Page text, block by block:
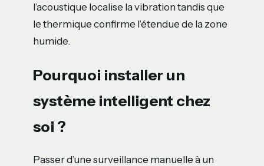
l’acoustique localise la vibration tandis que
le thermique confirme l’étendue de la zone
humide.
Pourquoi installer un
système intelligent chez
soi ?
Passer d’une surveillance manuelle à un